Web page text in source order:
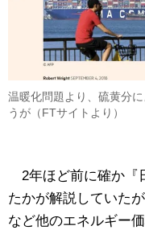
温暖化問題より、硫黄分
うが（FTサイトより）
2年ほど前に確か『
たかが解説していた
など他のエネルギー